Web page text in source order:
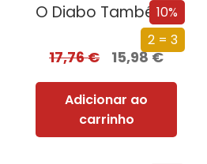
10%
2 = 3
O Diabo Também Chora
17,76€ 15,98€
Adicionar ao
carrinho